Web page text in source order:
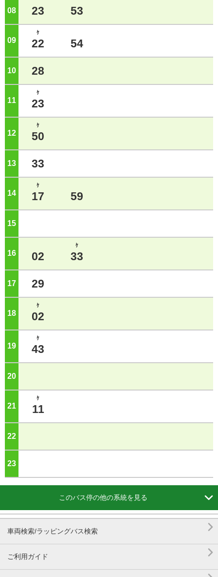
08 23 53
09
ｹ
22 54
10 28
11
ｹ
23
12
ｹ
50
13 33
14
ｹ
17 59
15
16 02
ｹ
33
17 29
18
ｹ
02
19
ｹ
43
20
21
ｹ
11
22
23
このバス停の他の系統を見る 
車両検索/ラッピングバス検索 
ご利用ガイド
